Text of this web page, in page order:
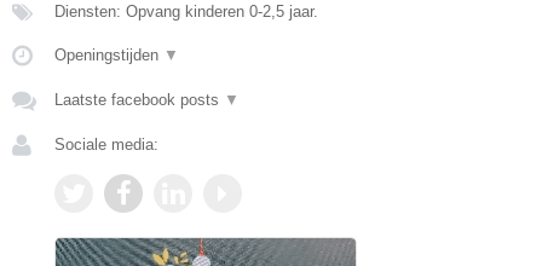
Diensten: Opvang kinderen 0-2,5 jaar.
Openingstijden ▼
Laatste facebook posts ▼
Sociale media: